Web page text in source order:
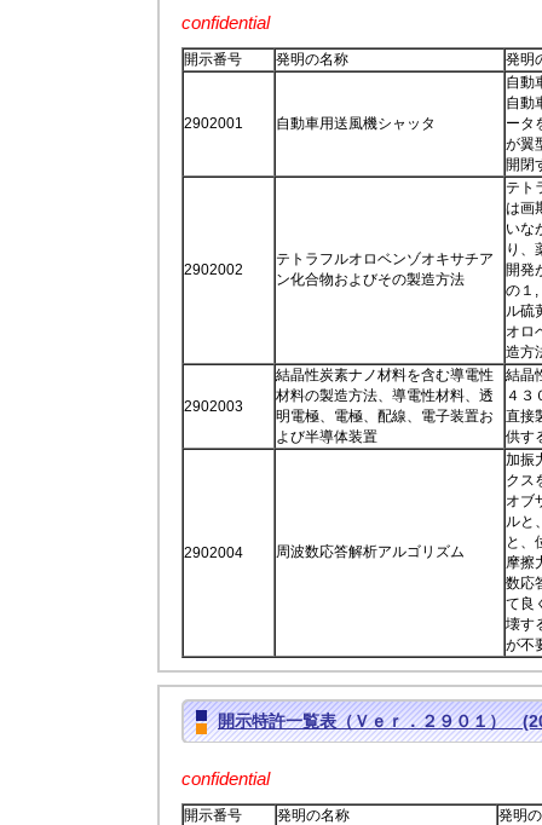
confidential
開示番号 発明の名称 発明
2902001 自動車用送風機シャッタ
自動
自動
ータ
が翼
開閉
2902002
テトラフルオロベンゾオキサチア
ン化合物およびその製造方法
テト
は画
いな
り、
開発
の１,
ル硫
オロ
造方
2902003
結晶性炭素ナノ材料を含む導電性
材料の製造方法、導電性材料、透
明電極、電極、配線、電子装置お
よび半導体装置
結晶
４３
直接
供す
2902004 周波数応答解析アルゴリズム
加振
クス
オブ
ルと
と、
摩擦
数応
て良
壊す
が不
開示特許一覧表（Ｖｅｒ．２９０１）
confidential
開示番号 発明の名称 発明